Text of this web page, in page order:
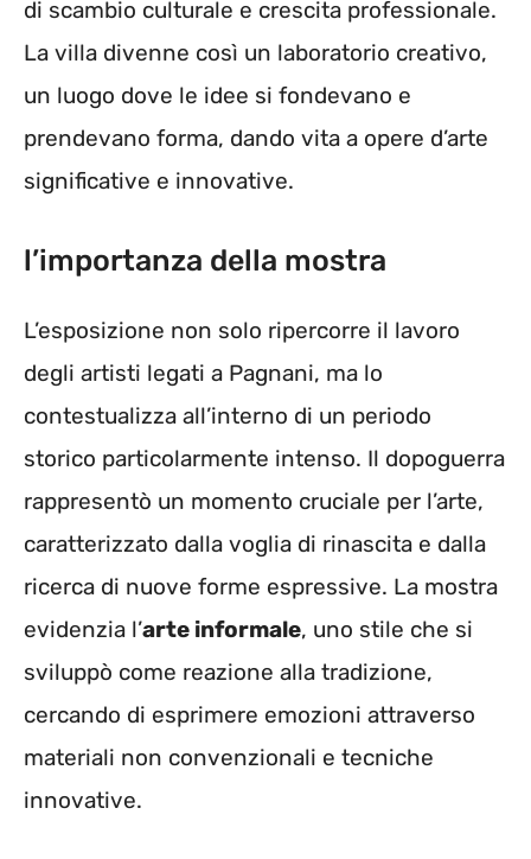
di scambio culturale e crescita professionale.
La villa divenne così un laboratorio creativo,
un luogo dove le idee si fondevano e
prendevano forma, dando vita a opere d’arte
significative e innovative.
l’importanza della mostra
L’esposizione non solo ripercorre il lavoro
degli artisti legati a Pagnani, ma lo
contestualizza all’interno di un periodo
storico particolarmente intenso. Il dopoguerra
rappresentò un momento cruciale per l’arte,
caratterizzato dalla voglia di rinascita e dalla
ricerca di nuove forme espressive. La mostra
evidenzia l’arte informale, uno stile che si
sviluppò come reazione alla tradizione,
cercando di esprimere emozioni attraverso
materiali non convenzionali e tecniche
innovative.